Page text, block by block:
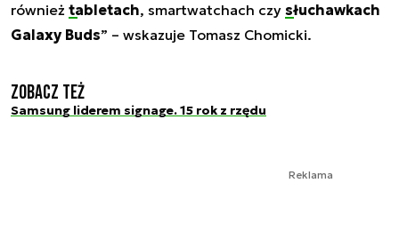
również tabletach, smartwatchach czy słuchawkach
Galaxy Buds” – wskazuje Tomasz Chomicki.
Zobacz też
Samsung liderem signage. 15 rok z rzędu
Reklama